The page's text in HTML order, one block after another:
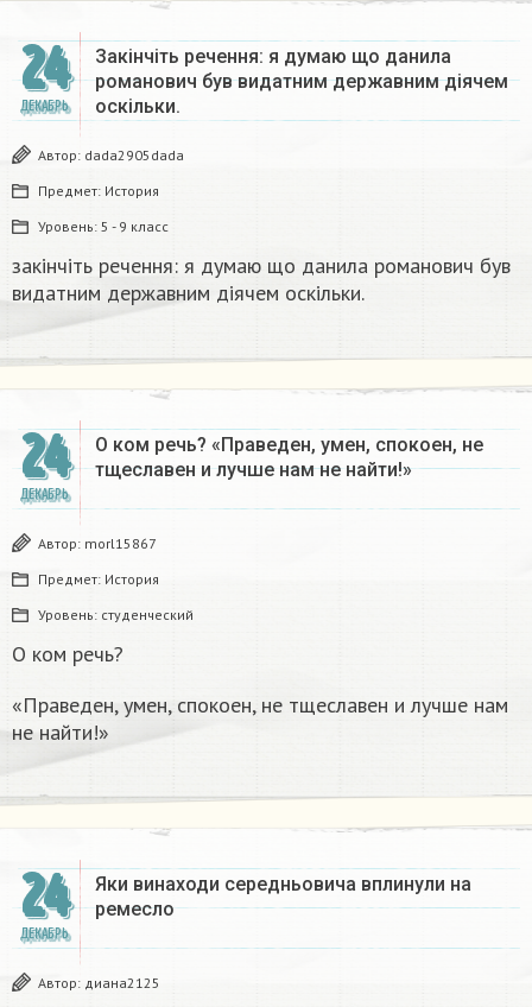
24
ДЕКАБРЬ
Закінчіть речення: я думаю що данила
романович був видатним державним діячем
оскільки.
Автор: dada2905dada
Предмет: История
Уровень: 5 - 9 класс
закінчіть речення: я думаю що данила романович був
видатним державним діячем оскільки.
24
ДЕКАБРЬ
О ком речь? «Праведен, умен, спокоен, не
тщеславен и лучше нам не найти!»
Автор: morl15867
Предмет: История
Уровень: студенческий
О ком речь?
«Праведен, умен, спокоен, не тщеславен и лучше нам
не найти!»
24
ДЕКАБРЬ
Яки винаходи середньовича вплинули на
ремесло
Автор: диана2125